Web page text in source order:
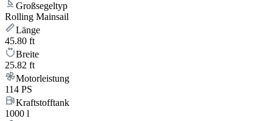
Großsegeltyp
Rolling Mainsail
Länge
45.80 ft
Breite
25.82 ft
Motorleistung
114 PS
Kraftstofftank
1000 l